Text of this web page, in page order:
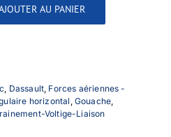
AU PANIER
Dassault Forces aériennes -
horizontal Gouache
Voltige-Liaison